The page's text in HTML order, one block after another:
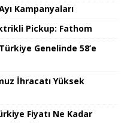
Kampanyaları
Pickup: Fathom
Genelinde 58’e
İhracatı Yüksek
Fiyatı Ne Kadar